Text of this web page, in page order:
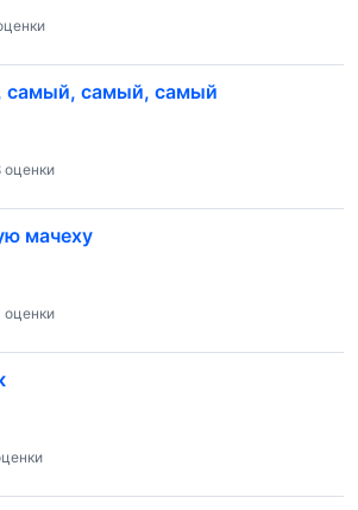
самый, самый
оценки
мачеху
оценки